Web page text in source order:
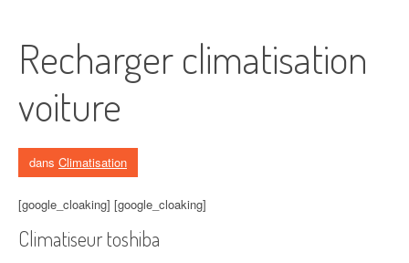
Recharger climatisation
voiture
dans Climatisation
[google_cloaking] [google_cloaking]
Climatiseur toshiba